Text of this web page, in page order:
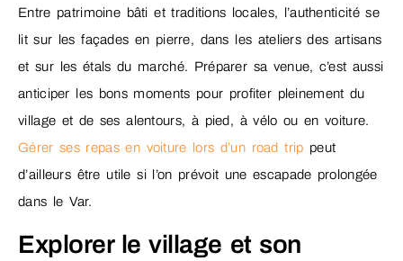
Entre patrimoine bâti et traditions locales, l’authenticité se
lit sur les façades en pierre, dans les ateliers des artisans
et sur les étals du marché. Préparer sa venue, c’est aussi
anticiper les bons moments pour profiter pleinement du
village et de ses alentours, à pied, à vélo ou en voiture.
Gérer ses repas en voiture lors d’un road trip peut
d’ailleurs être utile si l’on prévoit une escapade prolongée
dans le Var.
Explorer le village et son